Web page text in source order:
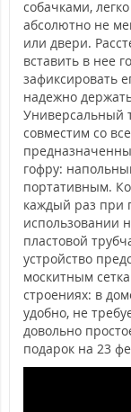
собачками,
абсолютно не
или двери.
вставить в нее
зафиксировать
надежно
Универсальный
совместим со
гофру:
портативным.
каждый раз при
использовании
пластовой
устройство
москитным
строениях: в
удобно, не
довольно
подарок на 23